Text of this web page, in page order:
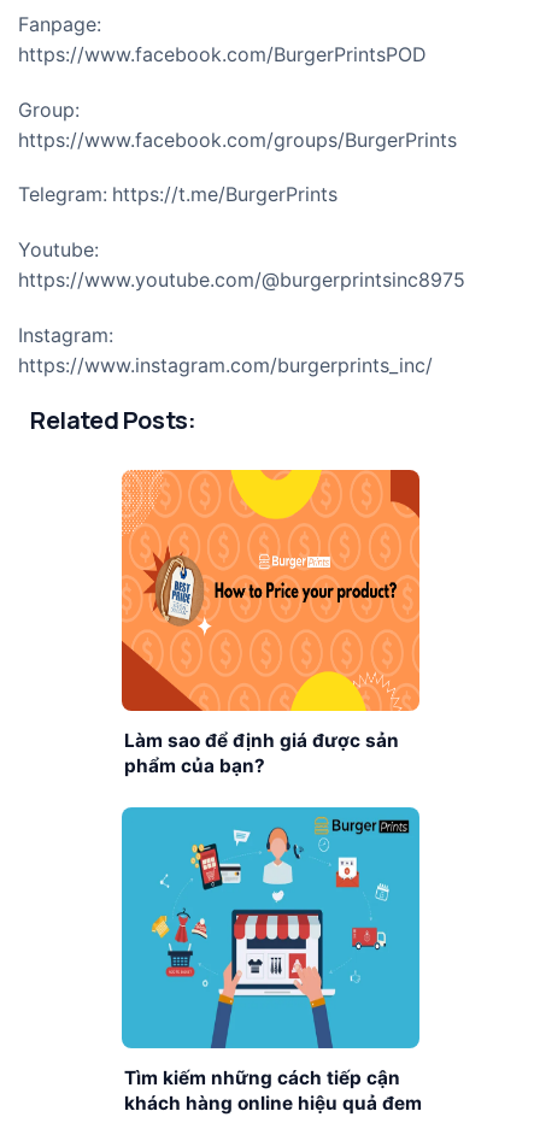
Fanpage:
https://www.facebook.com/BurgerPrintsPOD
Group:
https://www.facebook.com/groups/BurgerPrints
Telegram: https://t.me/BurgerPrints
Youtube:
https://www.youtube.com/@burgerprintsinc8975
Instagram:
https://www.instagram.com/burgerprints_inc/
Related Posts:
Làm sao để định giá được sản
phẩm của bạn?
Tìm kiếm những cách tiếp cận
khách hàng online hiệu quả đem